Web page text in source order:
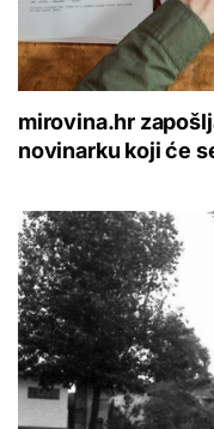
mirovina.hr
novinarku koji će